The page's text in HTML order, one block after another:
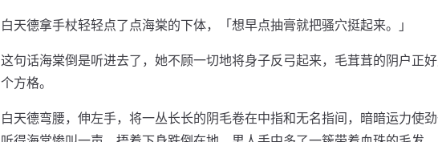
白天德拿手杖轻轻点了点海棠的下体，「想早点抽膏就把骚穴挺起来。」
这句话海棠倒是听进去了，她不顾一切地将身子反弓起来，毛茸茸的阴户正
个方格。
白天德弯腰，伸左手，将一丛长长的阴毛卷在中指和无名指间，暗暗运力使